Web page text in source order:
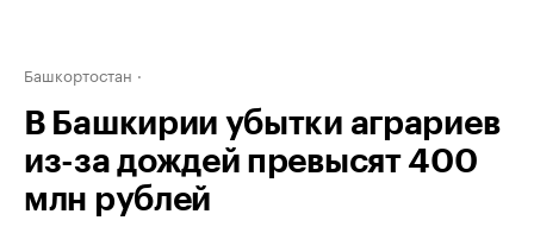
Башкортостан
В Башкирии убытки аграриев
из-за дождей превысят 400
млн рублей